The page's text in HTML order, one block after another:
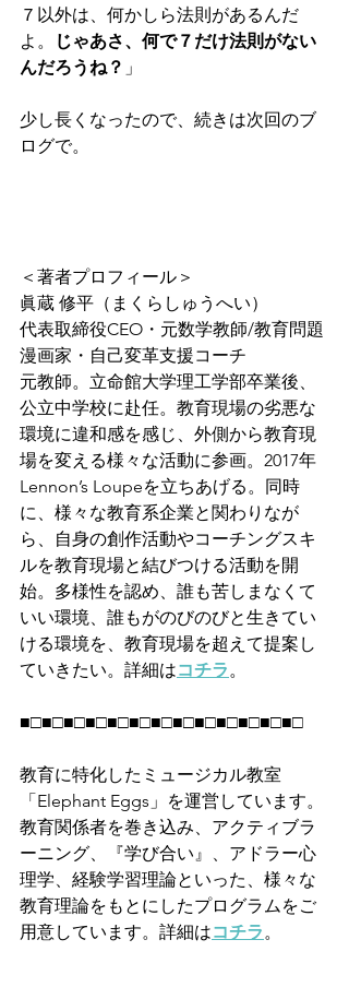
７以外は、何かしら法則があるんだ
よ。
じゃあさ、何で７だけ法則がない
んだろうね？ 」
少し長くなったので、続きは次回のブ
ログで。
＜著者プロフィール＞
眞蔵 修平（まくらしゅうへい）
代表取締役CEO・元数学教師/教育問題
漫画家・自己変革支援コーチ
元教師。立命館大学理工学部卒業後、
公立中学校に赴任。教育現場の劣悪な
環境に違和感を感じ、外側から教育現
場を変える様々な活動に参画。2017年
Lennon’s Loupeを立ちあげる。同時
に、様々な教育系企業と関わりなが
ら、自身の創作活動やコーチングスキ
ルを教育現場と結びつける活動を開
始。多様性を認め、誰も苦しまなくて
いい環境、誰もがのびのびと生きてい
ける環境を、教育現場を超えて提案し
ていきたい。詳細はコチラ。
■□■□■□■□■□■□■□■□■□■□■□■□■□
教育に特化したミュージカル教室
「Elephant Eggs」を運営しています。
教育関係者を巻き込み、アクティブラ
ーニング、『学び合い』、アドラー心
理学、経験学習理論といった、様々な
教育理論をもとにしたプログラムをご
用意しています。詳細はコチラ。